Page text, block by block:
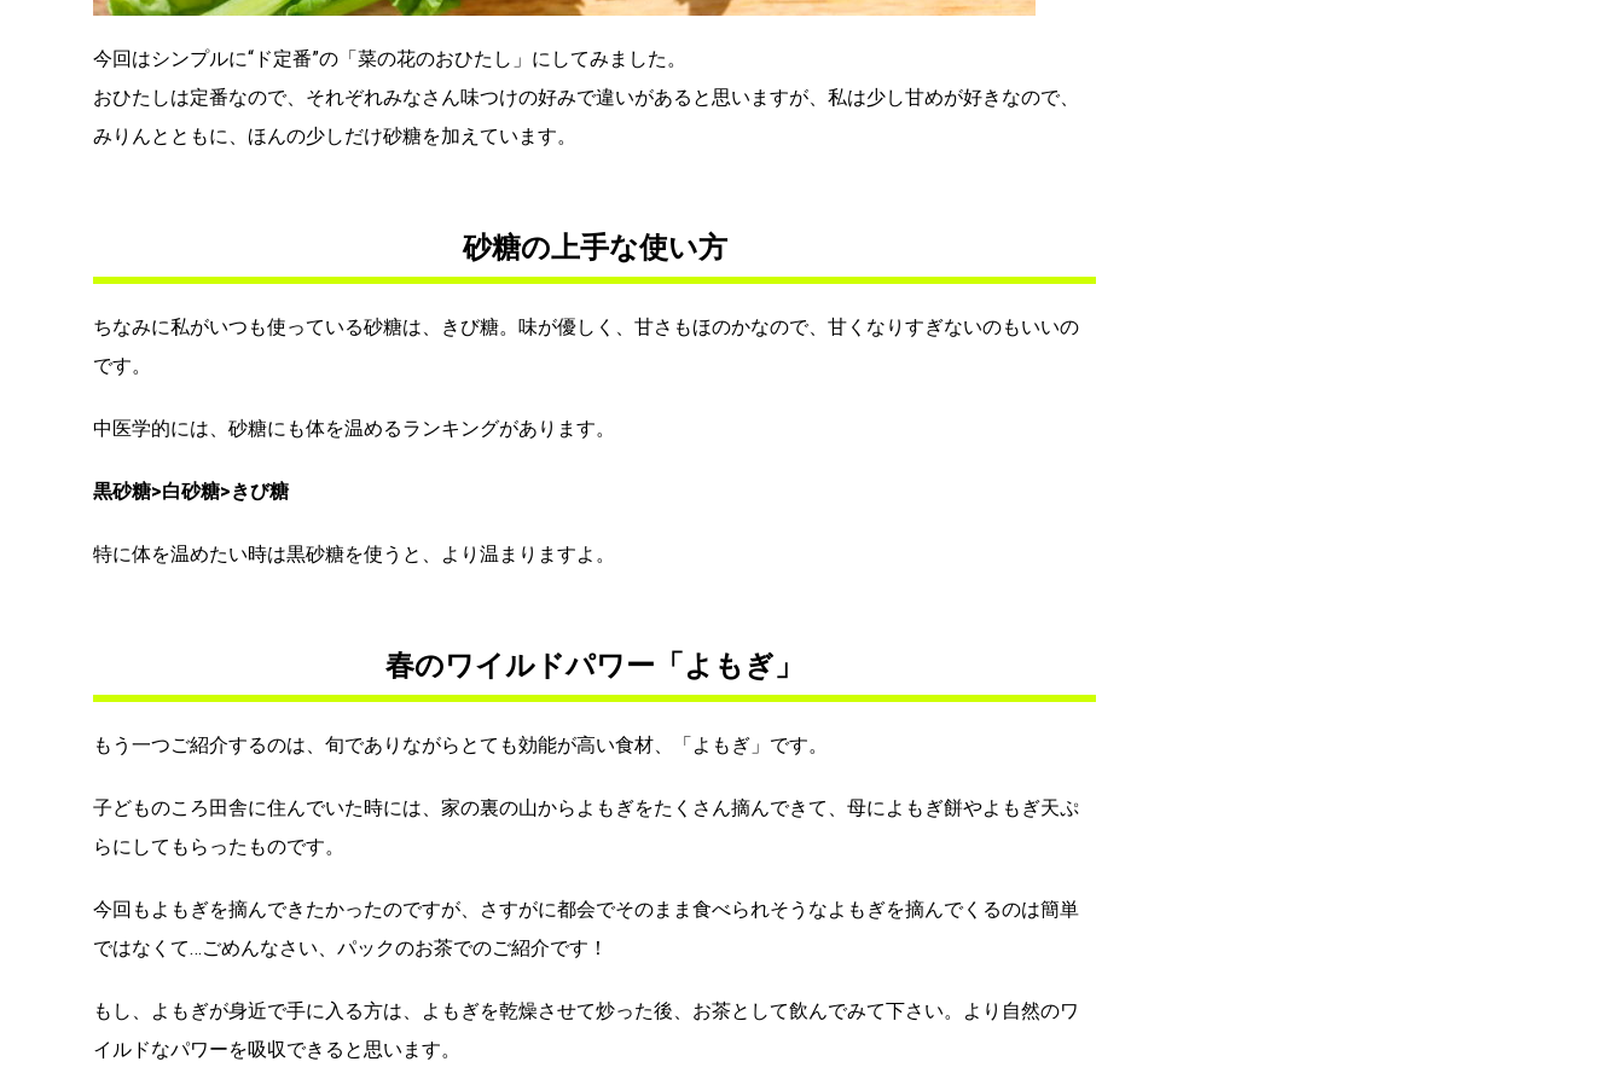
今回はシンプルに“ド定番”の「菜の花のおひたし」にしてみました。
おひたしは定番なので、それぞれみなさん味つけの好みで違いがあると思いますが、私は少し甘めが好きなので、
みりんとともに、ほんの少しだけ砂糖を加えています。
砂糖の上手な使い方
ちなみに私がいつも使っている砂糖は、きび糖。味が優しく、甘さもほのかなので、甘くなりすぎないのもいいの
です。
中医学的には、砂糖にも体を温めるランキングがあります。
黒砂糖>白砂糖>きび糖
特に体を温めたい時は黒砂糖を使うと、より温まりますよ。
春のワイルドパワー「よもぎ」
もう一つご紹介するのは、旬でありながらとても効能が高い食材、「よもぎ」です。
子どものころ田舎に住んでいた時には、家の裏の山からよもぎをたくさん摘んできて、母によもぎ餅やよもぎ天ぷ
らにしてもらったものです。
今回もよもぎを摘んできたかったのですが、さすがに都会でそのまま食べられそうなよもぎを摘んでくるのは簡単
ではなくて…ごめんなさい、パックのお茶でのご紹介です！
もし、よもぎが身近で手に入る方は、よもぎを乾燥させて炒った後、お茶として飲んでみて下さい。より自然のワ
イルドなパワーを吸収できると思います。